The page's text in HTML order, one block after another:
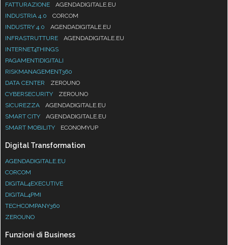
FATTURAZIONE
AGENDADIGITALE.EU
INDUSTRIA 4.0
CORCOM
INDUSTRY 4.0
AGENDADIGITALE.EU
INFRASTRUTTURE
AGENDADIGITALE.EU
INTERNET4THINGS
PAGAMENTIDIGITALI
RISKMANAGEMENT360
DATA CENTER
ZEROUNO
CYBERSECURITY
ZEROUNO
SICUREZZA
AGENDADIGITALE.EU
SMART CITY
AGENDADIGITALE.EU
SMART MOBILITY
ECONOMYUP
Digital Transformation
AGENDADIGITALE.EU
CORCOM
DIGITAL4EXECUTIVE
DIGITAL4PMI
TECHCOMPANY360
ZEROUNO
Funzioni di Business